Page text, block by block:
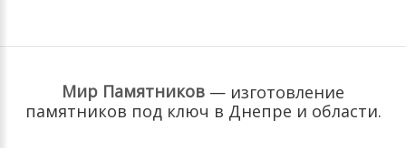
Мир Памятников — изготовление
памятников под ключ в Днепре и области.